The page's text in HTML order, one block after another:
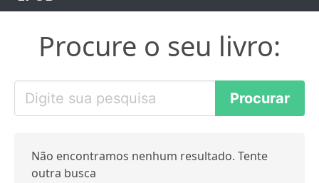
Procure o seu livro:
Não encontramos nenhum resultado. Tente
outra busca